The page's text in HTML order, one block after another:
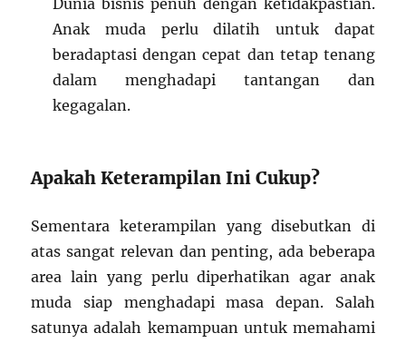
Dunia bisnis penuh dengan ketidakpastian.
Anak muda perlu dilatih untuk dapat
beradaptasi dengan cepat dan tetap tenang
dalam menghadapi tantangan dan
kegagalan.
Apakah Keterampilan Ini Cukup?
Sementara keterampilan yang disebutkan di
atas sangat relevan dan penting, ada beberapa
area lain yang perlu diperhatikan agar anak
muda siap menghadapi masa depan. Salah
satunya adalah kemampuan untuk memahami